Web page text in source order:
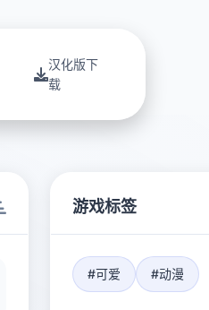
汉化版下
载
游戏标签
#可爱 #动漫